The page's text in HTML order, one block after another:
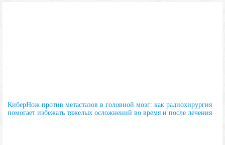
КиберНож против метастазов в головной мозг: как радиохирургия
помогает избежать тяжелых осложнений во время и после лечения